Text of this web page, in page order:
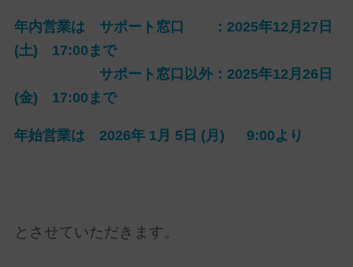
年内営業は サポート窓口 ：2025年12月27日
(土) 17:00まで
サポート窓口以外：2025年12月26日
(金) 17:00まで
年始営業は 2026年 1月 5日 (月) 9:00より
とさせていただきます。